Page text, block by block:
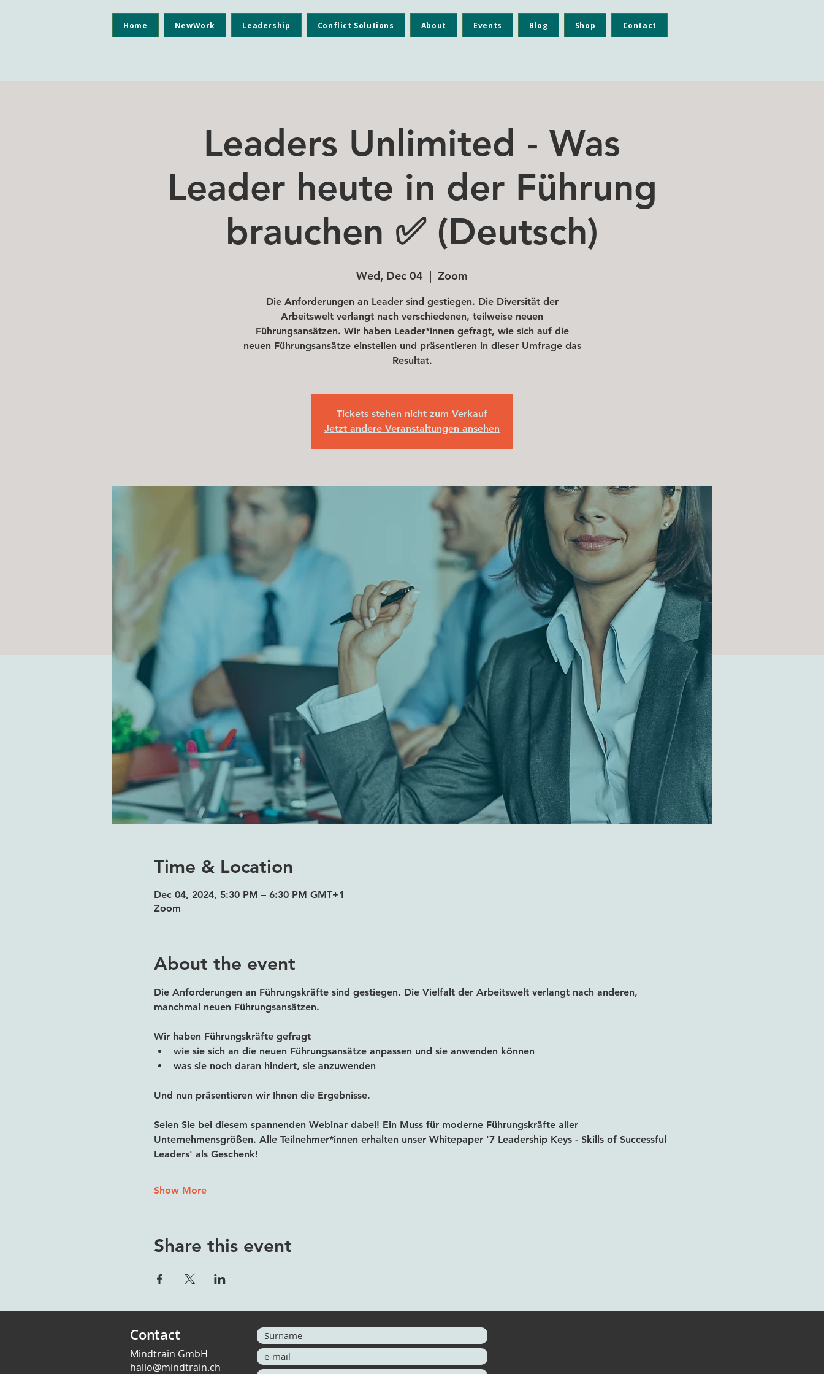
Home NewWork Leadership Conflict Solutions About Events Blog Shop Contact
Leaders Unlimited - Was
Leader heute in der Führung
brauchen ✅ (Deutsch)
Wed, Dec 04
  |
Zoom
Die Anforderungen an Leader sind gestiegen. Die Diversität der
Arbeitswelt verlangt nach verschiedenen, teilweise neuen
Führungsansätzen. Wir haben Leader*innen gefragt, wie sich auf die
neuen Führungsansätze einstellen und präsentieren in dieser Umfrage das
Resultat.
Tickets stehen nicht zum Verkauf
Jetzt andere Veranstaltungen ansehen
Time & Location
Dec 04, 2024, 5:30 PM – 6:30 PM GMT+1
Zoom
About the event
Die Anforderungen an Führungskräfte sind gestiegen. Die Vielfalt der Arbeitswelt verlangt nach anderen,
manchmal neuen Führungsansätzen.
Wir haben Führungskräfte gefragt
wie sie sich an die neuen Führungsansätze anpassen und sie anwenden können
was sie noch daran hindert, sie anzuwenden
Und nun präsentieren wir Ihnen die Ergebnisse.
Seien Sie bei diesem spannenden Webinar dabei! Ein Muss für moderne Führungskräfte aller
Unternehmensgrößen. Alle Teilnehmer*innen erhalten unser Whitepaper '7 Leadership Keys - Skills of Successful
Leaders' als Geschenk!
Show More
Share this event
Contact
Mindtrain GmbH
hallo@mindtrain.ch